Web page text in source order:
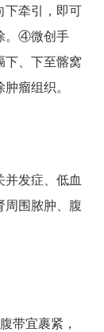
下牵引，即可
。④微创手
下、下至髂窝
瘤组织。
发症、低血
周围脓肿、腹
带宜裹紧，